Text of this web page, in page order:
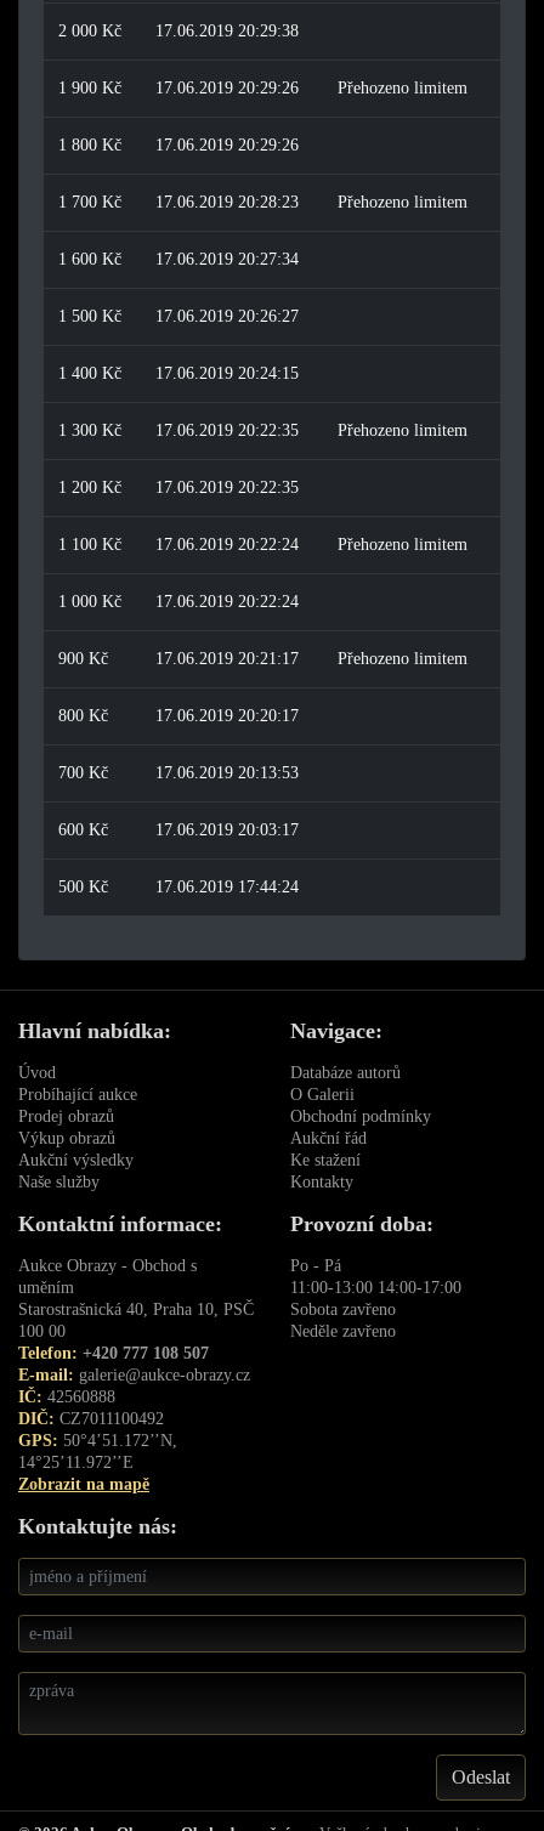
2 000 Kč 17.06.2019 20:29:38
1 900 Kč 17.06.2019 20:29:26 Přehozeno limitem
1 800 Kč 17.06.2019 20:29:26
1 700 Kč 17.06.2019 20:28:23 Přehozeno limitem
1 600 Kč 17.06.2019 20:27:34
1 500 Kč 17.06.2019 20:26:27
1 400 Kč 17.06.2019 20:24:15
1 300 Kč 17.06.2019 20:22:35 Přehozeno limitem
1 200 Kč 17.06.2019 20:22:35
1 100 Kč 17.06.2019 20:22:24 Přehozeno limitem
1 000 Kč 17.06.2019 20:22:24
900 Kč 17.06.2019 20:21:17 Přehozeno limitem
800 Kč 17.06.2019 20:20:17
700 Kč 17.06.2019 20:13:53
600 Kč 17.06.2019 20:03:17
500 Kč 17.06.2019 17:44:24
Hlavní nabídka:
Úvod
Probíhající aukce
Prodej obrazů
Výkup obrazů
Aukční výsledky
Naše služby
Navigace:
Databáze autorů
O Galerii
Obchodní podmínky
Aukční řád
Ke stažení
Kontakty
Kontaktní informace:
Aukce Obrazy - Obchod s
uměním
Starostrašnická 40, Praha 10, PSČ
100 00
Telefon: +420 777 108 507
E-mail: galerie@aukce-obrazy.cz
IČ: 42560888
DIČ: CZ7011100492
GPS: 50°4’51.172’’N,
14°25’11.972’’E
Zobrazit na mapě
Provozní doba:
Po - Pá
11:00-13:00 14:00-17:00
Sobota zavřeno
Neděle zavřeno
Kontaktujte nás: